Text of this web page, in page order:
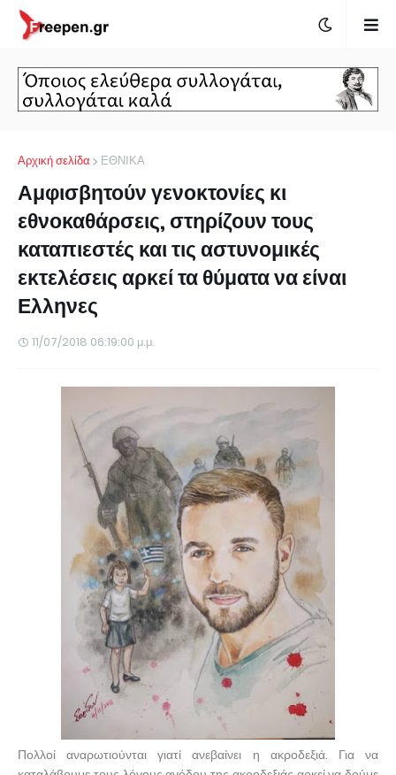
Αρχική σελίδα ΕΘΝΙΚΑ
Αμφισβητούν γενοκτονίες κι
εθνοκαθάρσεις, στηρίζουν τους
καταπιεστές και τις αστυνομικές
εκτελέσεις αρκεί τα θύματα να είναι
Ελληνες
11/07/2018 06:19:00 μ.μ.
Πολλοί αναρωτιούνται γιατί ανεβαίνει η ακροδεξιά. Για να